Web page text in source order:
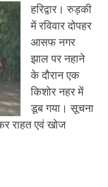
हरिद्वार। रुड़की
में रविवार दोपहर
आसफ नगर
झाल पर नहाने
के दौरान एक
किशोर नहर में
डूब गया। सूचना
राहत एवं खोज